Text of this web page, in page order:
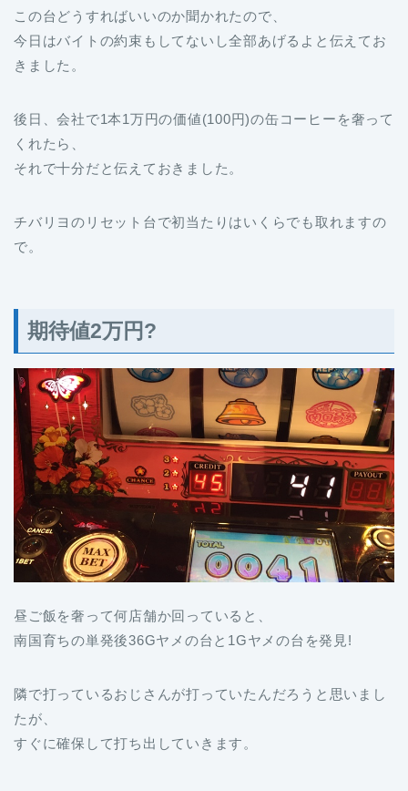
この台どうすればいいのか聞かれたので、
今日はバイトの約束もしてないし全部あげるよと伝えてお
きました。
後日、会社で1本1万円の価値(100円)の缶コーヒーを奢って
くれたら、
それで十分だと伝えておきました。
チバリヨのリセット台で初当たりはいくらでも取れますの
で。
期待値2万円?
昼ご飯を奢って何店舗か回っていると、
南国育ちの単発後36Gヤメの台と1Gヤメの台を発見!
隣で打っているおじさんが打っていたんだろうと思いまし
たが、
すぐに確保して打ち出していきます。